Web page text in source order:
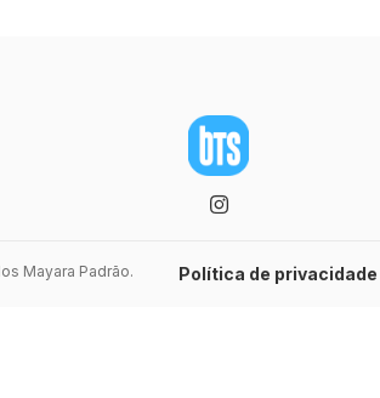
Mayara Padrão. Política de privacidade